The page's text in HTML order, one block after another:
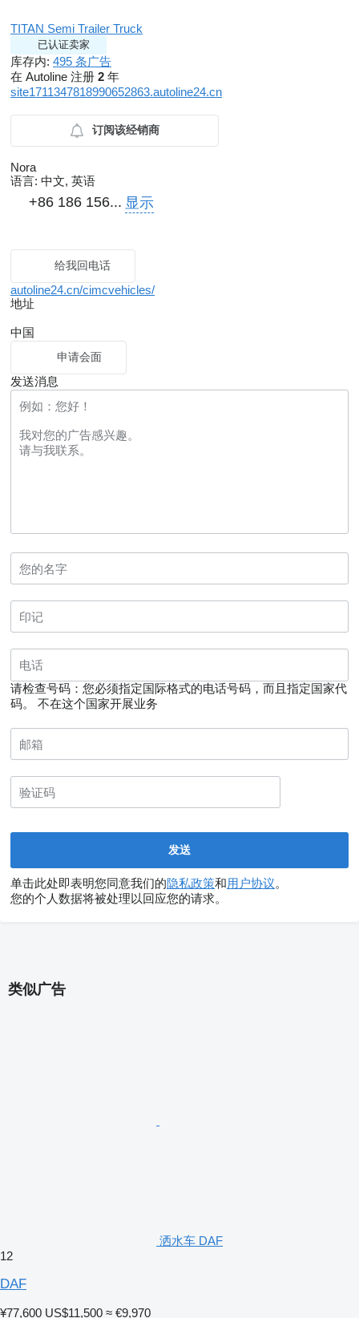
TITAN Semi Trailer Truck
已认证卖家
库存内: 495 条广告
在 Autoline 注册 2 年
site1711347818990652863.autoline24.cn
订阅该经销商
Nora
语言: 中文, 英语
+86 186 156... 显示
给我回电话
autoline24.cn/cimcvehicles/
地址
中国
申请会面
发送消息
请检查号码：您必须指定国际格式的电话号码，而且指定国家代
码。
不在这个国家开展业务
单击此处即表明您同意我们的隐私政策和用户协议。
您的个人数据将被处理以回应您的请求。
类似广告
洒水车 DAF
12
DAF
¥77,600 US$11,500 ≈ €9,970